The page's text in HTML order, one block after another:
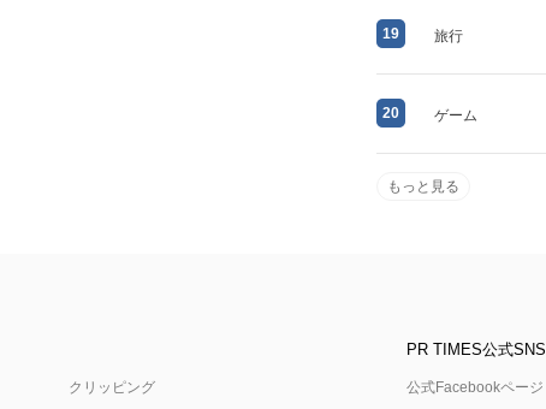
19 旅行
20 ゲーム
もっと見る
クリッピング
PR TIMES公式SNS
公式Facebookページ